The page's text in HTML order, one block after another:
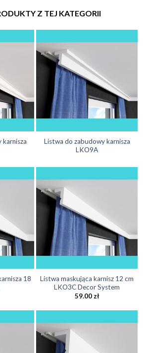
Z TEJ KATEGORII
karnisza
Listwa do zabudowy karnisza
LKO9A
18
Listwa maskująca karnisz 12 cm
LKO3C Decor System
59.00zł